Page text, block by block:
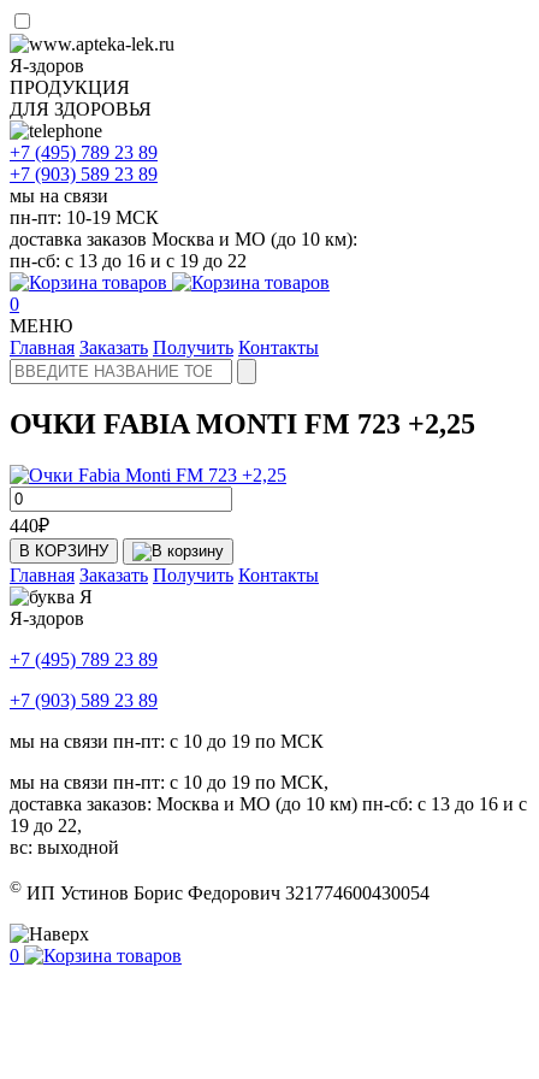
Я-здоров
ПРОДУКЦИЯ
ДЛЯ ЗДОРОВЬЯ
+7 (495) 789 23 89
+7 (903) 589 23 89
мы на связи
пн-пт: 10-19 МСК
доставка заказов Москва и МО (до 10 км):
пн-сб: с 13 до 16 и с 19 до 22
0
МЕНЮ
Главная Заказать Получить Контакты
ОЧКИ FABIA MONTI FM 723 +2,25
440₽
В КОРЗИНУ
Главная Заказать Получить Контакты
Я-здоров
+7 (495) 789 23 89
+7 (903) 589 23 89
мы на связи пн-пт: с 10 до 19 по МСК
мы на связи пн-пт: с 10 до 19 по МСК,
доставка заказов: Москва и МО (до 10 км) пн-сб: с 13 до 16 и с
19 до 22,
вс: выходной
© ИП Устинов Борис Федорович 321774600430054
0